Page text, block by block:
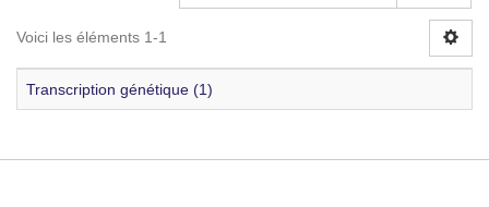
Voici les éléments 1-1
Transcription génétique (1)